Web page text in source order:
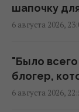
Чем
21:24 четверг, 06
шапочку
6 августа 2026,
"Было
блогер,
6 августа 2026,